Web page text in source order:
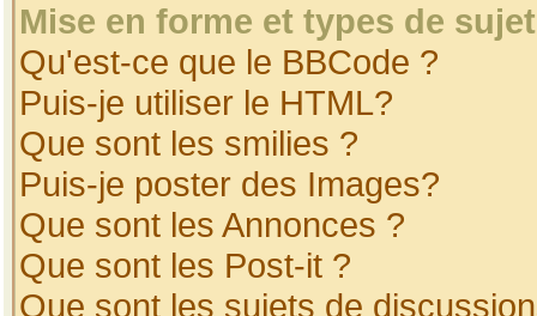
Mise en forme et types de
Qu'est-ce que le BBCode ?
Puis-je utiliser le HTML?
Que sont les smilies ?
Puis-je poster des Images?
Que sont les Annonces ?
Que sont les Post-it ?
Que sont les sujets de